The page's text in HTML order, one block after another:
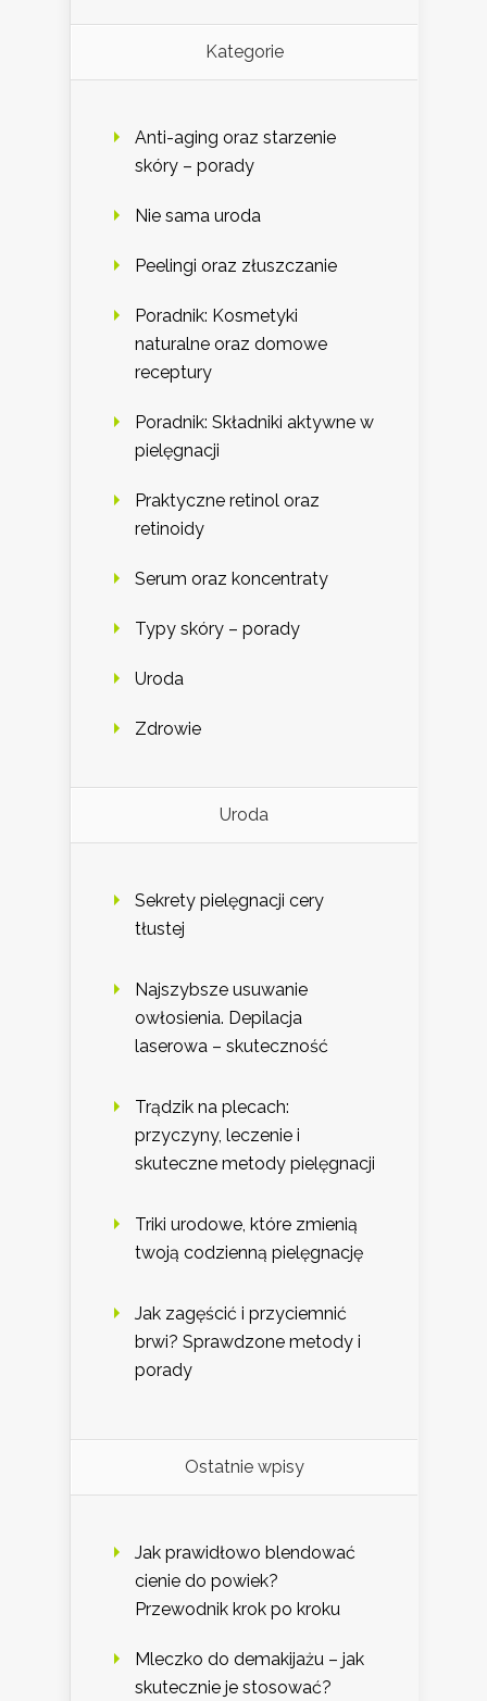
Kategorie
Anti-aging oraz starzenie
skóry – porady
Nie sama uroda
Peelingi oraz złuszczanie
Poradnik: Kosmetyki
naturalne oraz domowe
receptury
Poradnik: Składniki aktywne w
pielęgnacji
Praktyczne retinol oraz
retinoidy
Serum oraz koncentraty
Typy skóry – porady
Uroda
Zdrowie
Uroda
Sekrety pielęgnacji cery
tłustej
Najszybsze usuwanie
owłosienia. Depilacja
laserowa – skuteczność
Trądzik na plecach:
przyczyny, leczenie i
skuteczne metody pielęgnacji
Triki urodowe, które zmienią
twoją codzienną pielęgnację
Jak zagęścić i przyciemnić
brwi? Sprawdzone metody i
porady
Ostatnie wpisy
Jak prawidłowo blendować
cienie do powiek?
Przewodnik krok po kroku
Mleczko do demakijażu – jak
skutecznie je stosować?